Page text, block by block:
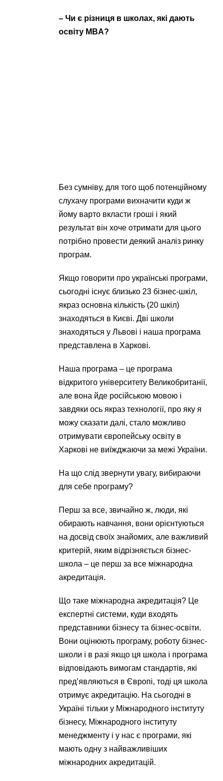
– Чи є різниця в школах, які дають
освіту MBA?
Без сумніву, для того щоб потенційному
слухачу програми вихначити куди ж
йому варто вкласти гроші і який
результат він хоче отримати для цього
потрібно провести деякий аналіз ринку
програм.
Якщо говорити про українські програми,
сьогодні існує близько 23 бізнес-шкіл,
якраз основна кількість (20 шкіл)
знаходяться в Києві. Дві школи
знаходяться у Львові і наша програма
представлена ​​в Харкові.
Наша програма – це програма
відкритого університету Великобританії,
але вона йде російською мовою і
завдяки ось якраз технології, про яку я
можу сказати далі, стало можливо
отримувати європейську освіту в
Харкові не виїжджаючи за межі України.
На що слід звернути увагу, вибираючи
для себе програму?
Перш за все, звичайно ж, люди, які
обирають навчання, вони орієнтуються
на досвід своїх знайомих, але важливий
критерій, яким відрізняється бізнес-
школа – це перш за все міжнародна
акредитація.
Що таке міжнародна акредитація? Це
експертні системи, куди входять
представники бізнесу та бізнес-освіти.
Вони оцінюють програму, роботу бізнес-
школи і в разі якщо ця школа і програма
відповідають вимогам стандартів, які
пред’являються в Європі, тоді ця школа
отримує акредитацію. На сьогодні в
Україні тільки у Міжнародного інституту
бізнесу, Міжнародного інституту
менеджменту і у нас є програми, які
мають одну з найважливіших
міжнародних акредитацій.